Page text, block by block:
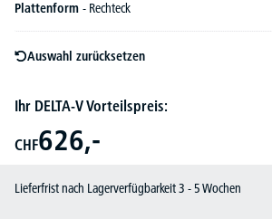
Plattenform - Rechteck
Auswahl zurücksetzen
Ihr DELTA-V Vorteilspreis:
CHF626,-
Lieferfrist nach Lagerverfügbarkeit 3 - 5 Wochen